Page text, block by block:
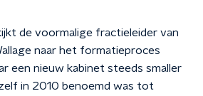
de voormalige fractieleider van
naar het formatieproces
een nieuw kabinet steeds smaller
in 2010 benoemd was tot